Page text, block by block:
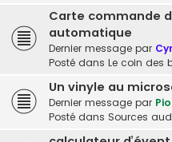
Carte commande
automatique
Dernier message par
Posté dans Le coin des
Un vinyle au
Dernier message par
Posté dans Sources